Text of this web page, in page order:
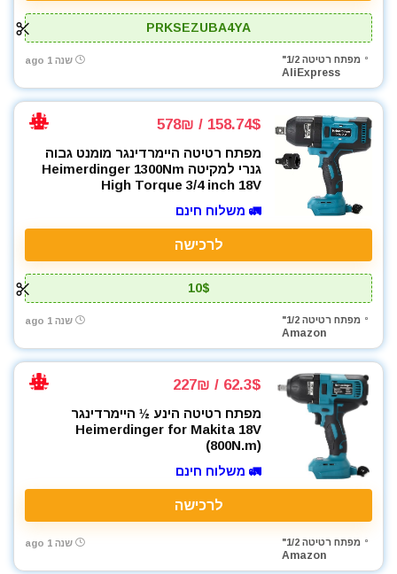
PRKSEZUBA4YA
מפתח רטיטה 1/2"
AliExpress
שנה 1 ago
158.74$ / 578₪
מפתח רטיטה היימרדינגר מומנט גבוה
גנרי למקיטה Heimerdinger 1300Nm
High Torque 3/4 inch 18V
🚛 משלוח חינם
לרכישה
10$
מפתח רטיטה 1/2"
Amazon
שנה 1 ago
62.3$ / 227₪
מפתח רטיטה הינע ½ היימרדינגר
Heimerdinger for Makita 18V
(800N.m)
🚛 משלוח חינם
לרכישה
מפתח רטיטה 1/2"
Amazon
שנה 1 ago